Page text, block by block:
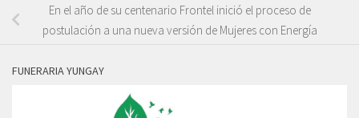
En el año de su centenario Frontel inició el proceso de
postulación a una nueva versión de Mujeres con Energía
FUNERARIA YUNGAY